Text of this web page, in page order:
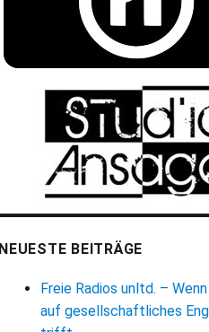
NEUESTE BEITRÄGE
Freie Radios unltd. –
auf gesellschaftliches